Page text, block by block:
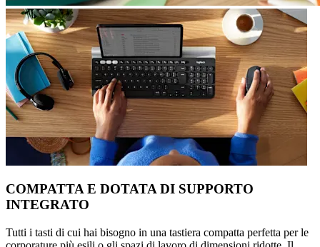
COMPATTA E DOTATA DI SUPPORTO
INTEGRATO
Tutti i tasti di cui hai bisogno in una tastiera compatta perfetta per le